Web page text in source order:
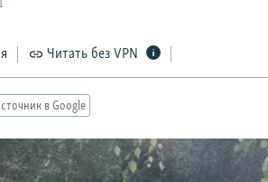
Читать без VPN
в Google